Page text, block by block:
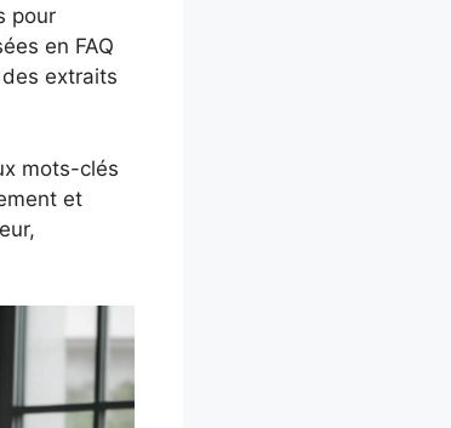
pour
en FAQ
extraits
mots-clés
et